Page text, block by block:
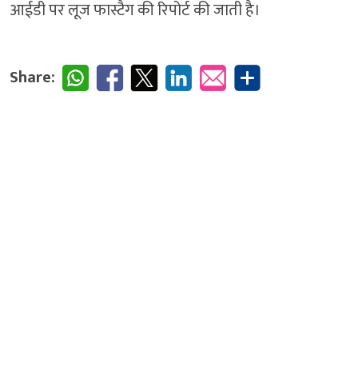
आईडी पर लूज फास्टैग की रिपोर्ट की जाती है।
Share: